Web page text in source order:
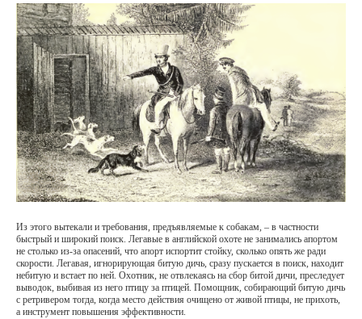
Из этого вытекали и требования, предъявляемые к собакам, – в частности
быстрый и широкий поиск. Легавые в английской охоте не занимались апортом
не столько из-за опасений, что апорт испортит стойку, сколько опять же ради
скорости. Легавая, игнорирующая битую дичь, сразу пускается в поиск, находит
небитую и встает по ней. Охотник, не отвлекаясь на сбор битой дичи, преследует
выводок, выбивая из него птицу за птицей. Помощник, собирающий битую дичь
с ретривером тогда, когда место действия очищено от живой птицы, не прихоть,
а инструмент повышения эффективности.